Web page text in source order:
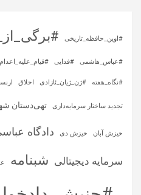
#اوین_حافظه_تاریخی
#عباس_هاشمی #فدایی #قیام_علیه_اعدام
#نگاه_هفته #ژن_ژیان_ئازادی اخلاق
تجدید ساختار سرمایه‌داری تهی‌دستان
خیزش آبان خیزش دی دادگاه
سرمایه‌ دیجیتالی شبنامه